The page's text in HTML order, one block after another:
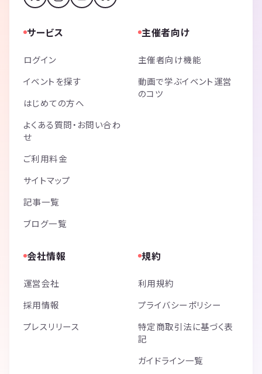
サービス
ログイン
イベントを探す
はじめての方へ
よくある質問・お問い合わ
せ
ご利用料金
サイトマップ
記事一覧
ブログ一覧
主催者向け
主催者向け機能
動画で学ぶイベント運営
のコツ
会社情報
運営会社
採用情報
プレスリリース
規約
利用規約
プライバシーポリシー
特定商取引法に基づく表
記
ガイドライン一覧